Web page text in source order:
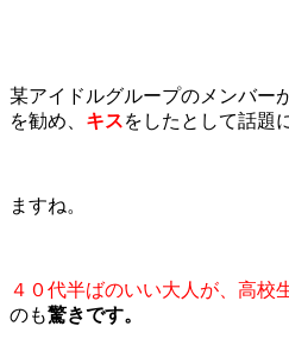
某アイドルグループのメンバーが
を勧め、 キスをしたとして話題
ますね。
４０代半ばのいい大人が、高校
のも驚きです。